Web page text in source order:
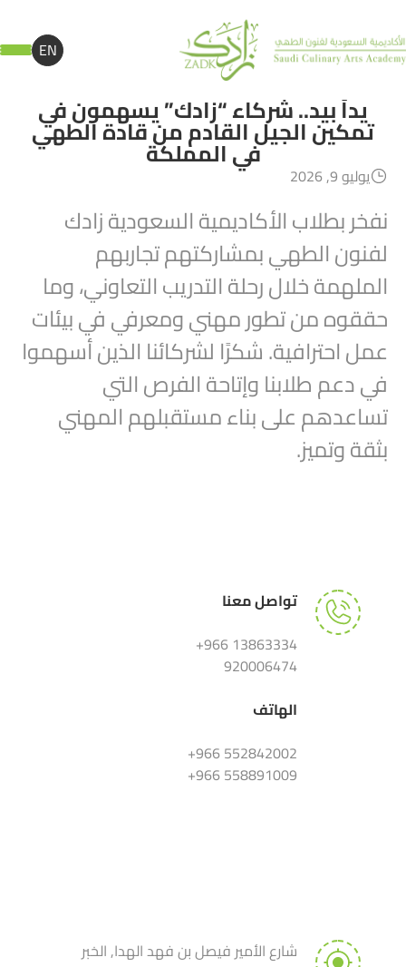
EN
يداً بيد.. شركاء “زادك” يسهمون في
تمكين الجيل القادم من قادة الطهي
في المملكة
يوليو 9, 2026
نفخر بطلاب الأكاديمية السعودية زادك
لفنون الطهي بمشاركتهم تجاربهم
الملهمة خلال رحلة التدريب التعاوني، وما
حققوه من تطور مهني ومعرفي في بيئات
عمل احترافية. شكرًا لشركائنا الذين أسهموا
في دعم طلابنا وإتاحة الفرص التي
تساعدهم على بناء مستقبلهم المهني
بثقة وتميز.
تواصل معنا
13863334 966+
920006474
الهاتف
552842002 966+
558891009 966+
شارع الأمير فيصل بن فهد الهدا, الخبر